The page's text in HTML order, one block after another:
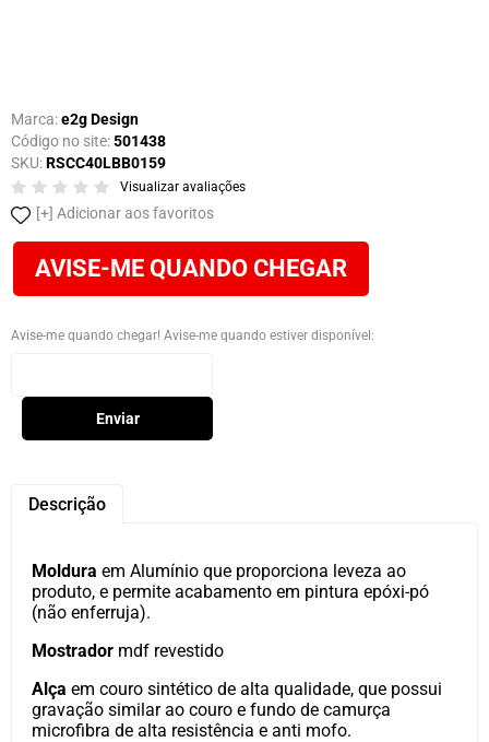
Marca:e2g Design
Código no site:501438
SKU:RSCC40LBB0159
Visualizar avaliações
Adicionar aos favoritos
AVISE-ME QUANDO CHEGAR
Avise-me quando chegar! Avise-me quando estiver disponível:
Enviar
Descrição
Moldura em Alumínio que proporciona leveza ao
produto, e permite acabamento em pintura epóxi-pó
(não enferruja).
Mostrador mdf revestido
Alça em couro sintético de alta qualidade, que possui
gravação similar ao couro e fundo de camurça
microfibra de alta resistência e anti mofo.